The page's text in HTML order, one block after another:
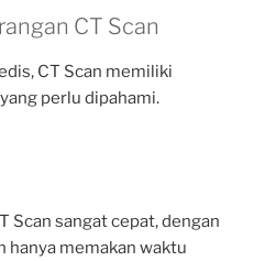
CT Scan
CT Scan memiliki
perlu dipahami.
Scan sangat cepat, dengan
hanya memakan waktu